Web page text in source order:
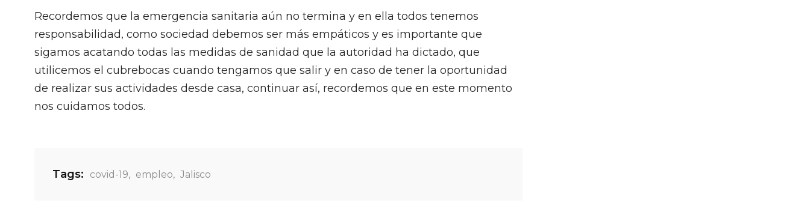
Recordemos que la emergencia sanitaria aún no termina y en ella todos tenemos
responsabilidad, como sociedad debemos ser más empáticos y es importante que
sigamos acatando todas las medidas de sanidad que la autoridad ha dictado, que
utilicemos el cubrebocas cuando tengamos que salir y en caso de tener la oportunidad
de realizar sus actividades desde casa, continuar así, recordemos que en este momento
nos cuidamos todos.
Tags: covid-19, empleo, Jalisco